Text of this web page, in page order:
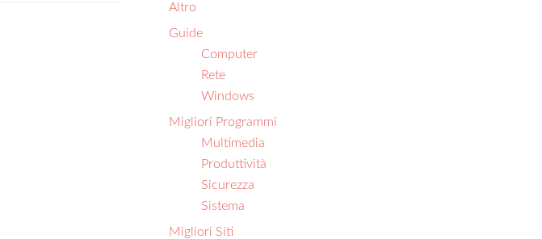
Altro
Guide
Computer
Rete
Windows
Migliori Programmi
Multimedia
Produttività
Sicurezza
Sistema
Migliori Siti